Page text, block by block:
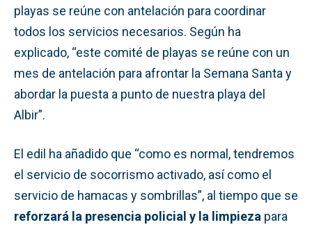
playas se reúne con antelación para coordinar
todos los servicios necesarios. Según ha
explicado, “este comité de playas se reúne con un
mes de antelación para afrontar la Semana Santa y
abordar la puesta a punto de nuestra playa del
Albir”.
El edil ha añadido que “como es normal, tendremos
el servicio de socorrismo activado, así como el
servicio de hamacas y sombrillas”, al tiempo que se
reforzará la presencia policial y la limpieza para